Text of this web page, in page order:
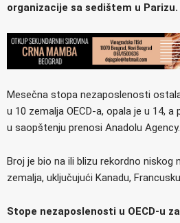
organizacije sa sedištem u Parizu.
Mesečna stopa nezaposlenosti
u 10 zemalja OECD-a, opala je u 14,
u saopštenju prenosi Anadolu Agency.
Broj je bio na ili blizu rekordno niskog
zemalja, uključujući Kanadu,
Stope nezaposlenosti u OECD-u